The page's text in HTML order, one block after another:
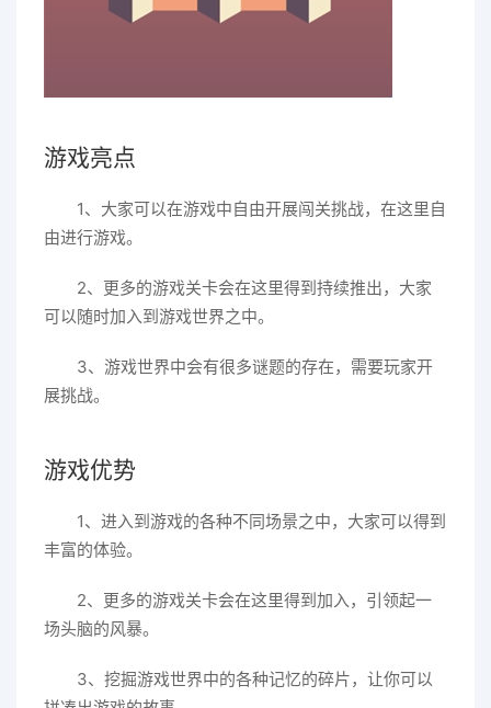
游戏亮点
1、大家可以在游戏中自由开展闯关挑战，在这里自
由进行游戏。
2、更多的游戏关卡会在这里得到持续推出，大家
可以随时加入到游戏世界之中。
3、游戏世界中会有很多谜题的存在，需要玩家开
展挑战。
游戏优势
1、进入到游戏的各种不同场景之中，大家可以得到
丰富的体验。
2、更多的游戏关卡会在这里得到加入，引领起一
场头脑的风暴。
3、挖掘游戏世界中的各种记忆的碎片，让你可以